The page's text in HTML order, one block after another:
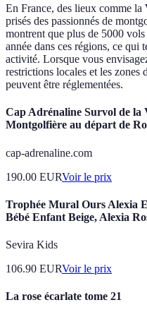
En France, des lieux comme la
prisés des passionnés de
montrent que plus de 5000
année dans ces régions, ce qui
activité. Lorsque vous
restrictions locales et les zones
peuvent être réglementées.
Cap Adrénaline Survol de la
Montgolfière au départ de
cap-adrenaline.com
190.00 EURVoir le prix
Trophée Mural Ours Alexia
Bébé Enfant Beige, Alexia
Sevira Kids
106.90 EURVoir le prix
La rose écarlate tome 21